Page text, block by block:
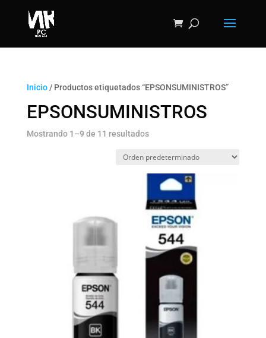
Inicio/ Productos etiquetados “EPSONSUMINISTROS”
EPSONSUMINISTROS
Mostrando 1–9 de 11 resultados